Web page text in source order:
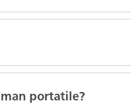
portatile?